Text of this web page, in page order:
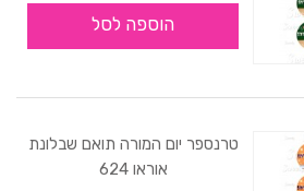
הוספה לסל
טרנספר יום המורה תואם שבלונת
אוראו 624